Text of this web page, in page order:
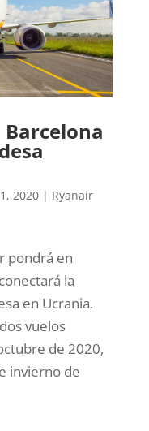
2020| Ryanair
pondrá en
la
en Ucrania.
vuelos
de 2020,
invierno de